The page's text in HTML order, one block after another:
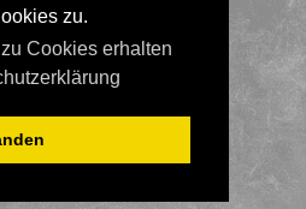
zu.
Cookies erhalten